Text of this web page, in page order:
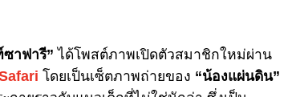
ซาฟารี”ได้โพสต์ภาพเปิดตัวสมาชิกใหม่ผ่าน
โดยเป็นเซ็ตภาพถ่ายของ “น้องแผ่นดิน”